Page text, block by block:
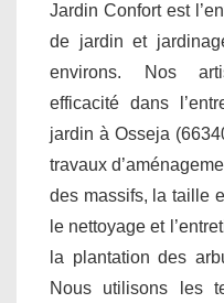
Jardin Confort est
de jardin et
environs. Nos
efficacité dans
jardin à Osseja
travaux
des massifs, la taille
le nettoyage et
la plantation des
Nous utilisons les